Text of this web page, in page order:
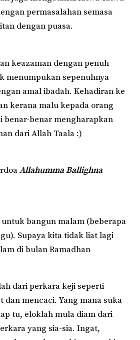
permasalahan semasa
dengan puasa.
keazaman dengan penuh
menumpukan sepenuhnya
amal ibadah. Kehadiran ke
kerana malu kepada orang
benar-benar mengharapkan
dari Allah Taala :)
Allahumma Ballighna
bangun malam (beberapa
Supaya kita tidak liat lagi
di bulan Ramadhan
dari perkara keji seperti
dan mencaci. Yang mana suka
tu, eloklah mula diam dari
yang sia-sia. Ingat,